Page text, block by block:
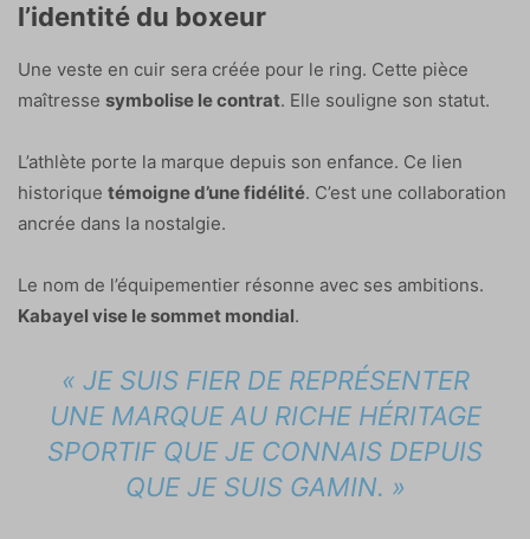
l’identité du boxeur
Une veste en cuir sera créée pour le ring. Cette pièce
maîtresse symbolise le contrat. Elle souligne son statut.
L’athlète porte la marque depuis son enfance. Ce lien
historique témoigne d’une fidélité. C’est une collaboration
ancrée dans la nostalgie.
Le nom de l’équipementier résonne avec ses ambitions.
Kabayel vise le sommet mondial.
« JE SUIS FIER DE REPRÉSENTER
UNE MARQUE AU RICHE HÉRITAGE
SPORTIF QUE JE CONNAIS DEPUIS
QUE JE SUIS GAMIN. »